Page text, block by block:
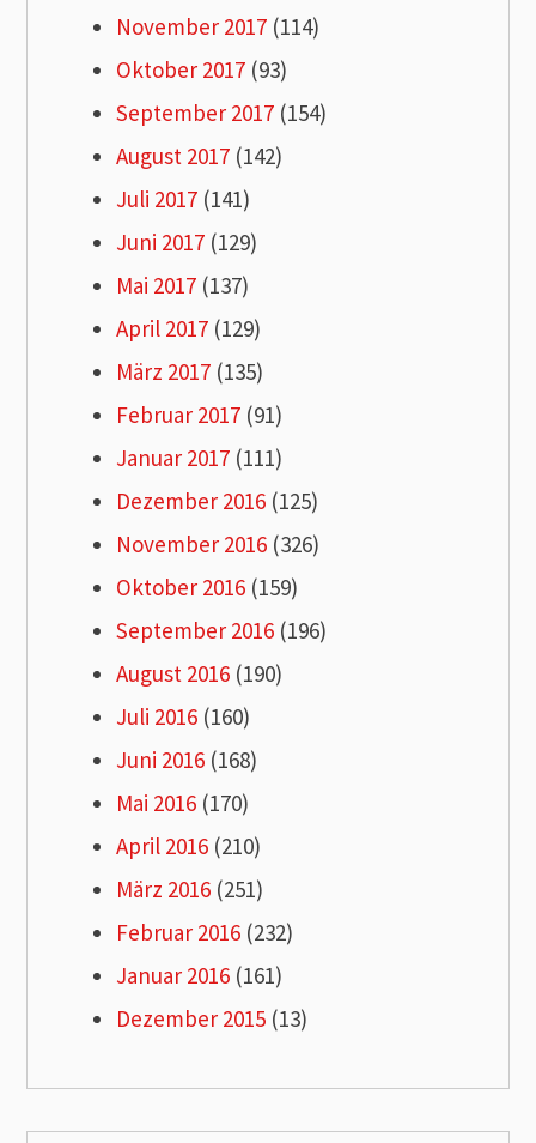
November 2017 (114)
Oktober 2017 (93)
September 2017 (154)
August 2017 (142)
Juli 2017 (141)
Juni 2017 (129)
Mai 2017 (137)
April 2017 (129)
März 2017 (135)
Februar 2017 (91)
Januar 2017 (111)
Dezember 2016 (125)
November 2016 (326)
Oktober 2016 (159)
September 2016 (196)
August 2016 (190)
Juli 2016 (160)
Juni 2016 (168)
Mai 2016 (170)
April 2016 (210)
März 2016 (251)
Februar 2016 (232)
Januar 2016 (161)
Dezember 2015 (13)